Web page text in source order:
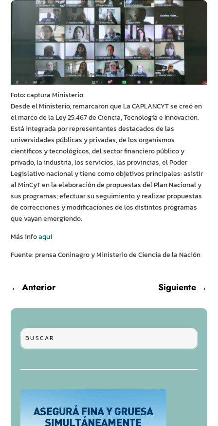
Foto: captura Ministerio
Desde el Ministerio, remarcaron que La CAPLANCYT se creó en
el marco de la Ley 25.467 de Ciencia, Tecnología e Innovación.
Está integrada por representantes destacados de las
universidades públicas y privadas, de los organismos
científicos y tecnológicos, del sector financiero público y
privado, la industria, los servicios, las provincias, el Poder
Legislativo nacional y tiene como objetivos principales: asistir
al MinCyT en la elaboración de propuestas del Plan Nacional y
sus programas; efectuar su seguimiento y realizar propuestas
de correcciones y modificaciones de los distintos programas
que vayan emergiendo.
Más infoaquí
Fuente: prensa Coninagro y Ministerio de Ciencia de la Nación
←Anterior Siguiente→